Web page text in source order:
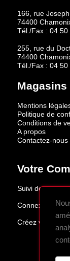
166, rue
74400
Tél./Fax : 04 50
255, rue du
74400
Tél./Fax : 04 50
Magasins
Mentions
Politique de
Conditions de
A propos
Contactez-nous
Votre
Suivi de
Connexion
Créez votre